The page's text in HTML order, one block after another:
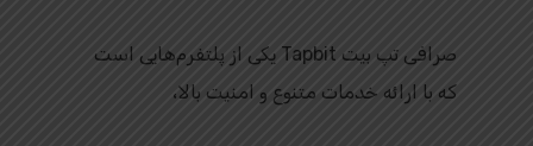
صرافی تپ بیت Tapbit یکی از پلتفرم‌هایی است
که با ارائه خدمات متنوع و امنیت بالا،